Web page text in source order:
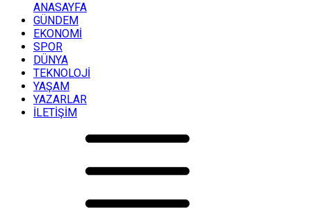
ANASAYFA
GÜNDEM
EKONOMİ
SPOR
DÜNYA
TEKNOLOJİ
YAŞAM
YAZARLAR
İLETİŞİM